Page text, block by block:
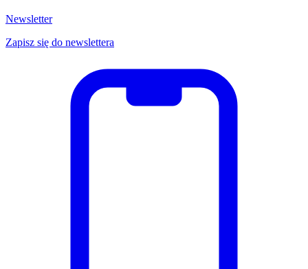
Newsletter
Zapisz się do newslettera